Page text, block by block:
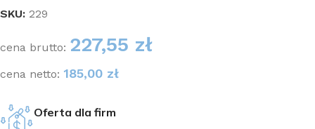
SKU: 229
cena brutto: 227,55 zł
cena netto: 185,00 zł
Oferta dla firm